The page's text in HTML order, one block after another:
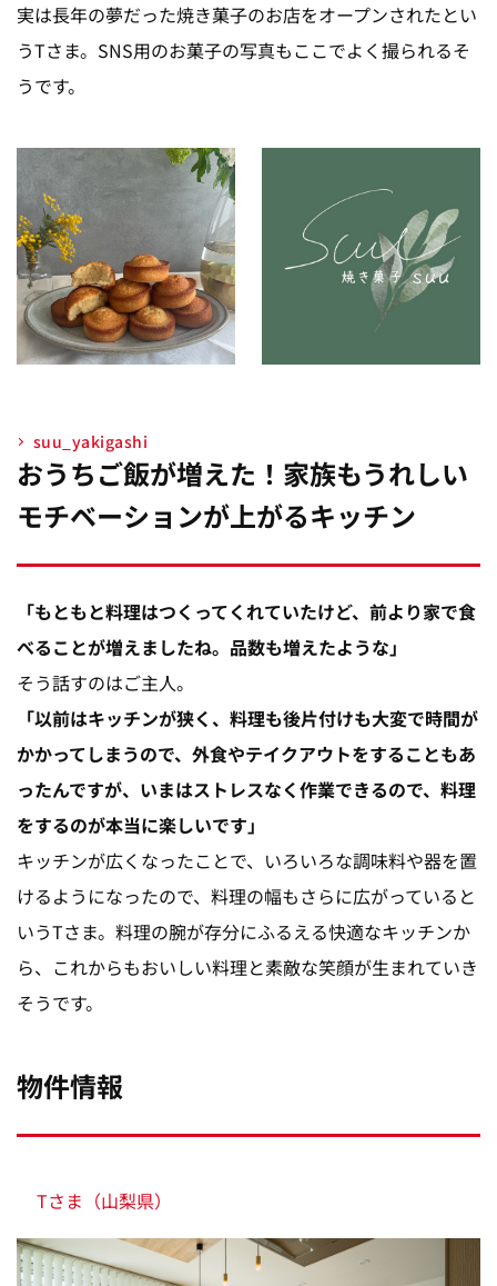
実は長年の夢だった焼き菓子のお店をオープンされたとい
うTさま。SNS用のお菓子の写真もここでよく撮られるそ
うです。
suu_yakigashi
おうちご飯が増えた！家族もうれしい
モチベーションが上がるキッチン
「もともと料理はつくってくれていたけど、前より家で食
べることが増えましたね。品数も増えたような」
そう話すのはご主人。
「以前はキッチンが狭く、料理も後片付けも大変で時間が
かかってしまうので、外食やテイクアウトをすることもあ
ったんですが、いまはストレスなく作業できるので、料理
をするのが本当に楽しいです」
キッチンが広くなったことで、いろいろな調味料や器を置
けるようになったので、料理の幅もさらに広がっていると
いうTさま。料理の腕が存分にふるえる快適なキッチンか
ら、これからもおいしい料理と素敵な笑顔が生まれていき
そうです。
物件情報
Tさま（山梨県）